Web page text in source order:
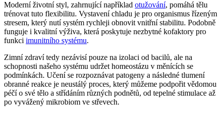
Moderní životní styl, zahrnující například otužování, pomáhá tělu
trénovat tuto flexibilitu. Vystavení chladu je pro organismus řízeným
stresem, který nutí systém rychleji obnovit vnitřní stabilitu. Podobně
funguje i kvalitní výživa, která poskytuje nezbytné kofaktory pro
funkci imunitního systému.
Zimní zdraví tedy nezávisí pouze na izolaci od bacilů, ale na
schopnosti našeho systému udržet homeostázu v měnících se
podmínkách. Učení se rozpoznávat patogeny a následné tlumení
obranné reakce je neustálý proces, který můžeme podpořit vědomou
péčí o své tělo a střídáním různých podnětů, od tepelné stimulace až
po vyvážený mikrobiom ve střevech.